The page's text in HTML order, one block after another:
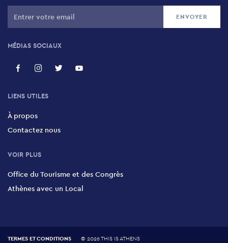
MÉDIAS SOCIAUX
LIENS UTILES
À propos
Contactez nous
VOIR PLUS
Office du Tourisme et des Congrès
Athènes avec un Local
TERMES ET CONDITIONS © 2026 THIS IS ATHENS